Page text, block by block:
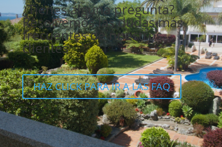
¿Tienes alguna pregunta?
Resolvemos las dudas más
frecuentes de nuestros
clientes
HAZ CLICK PARA IR A LAS FAQ